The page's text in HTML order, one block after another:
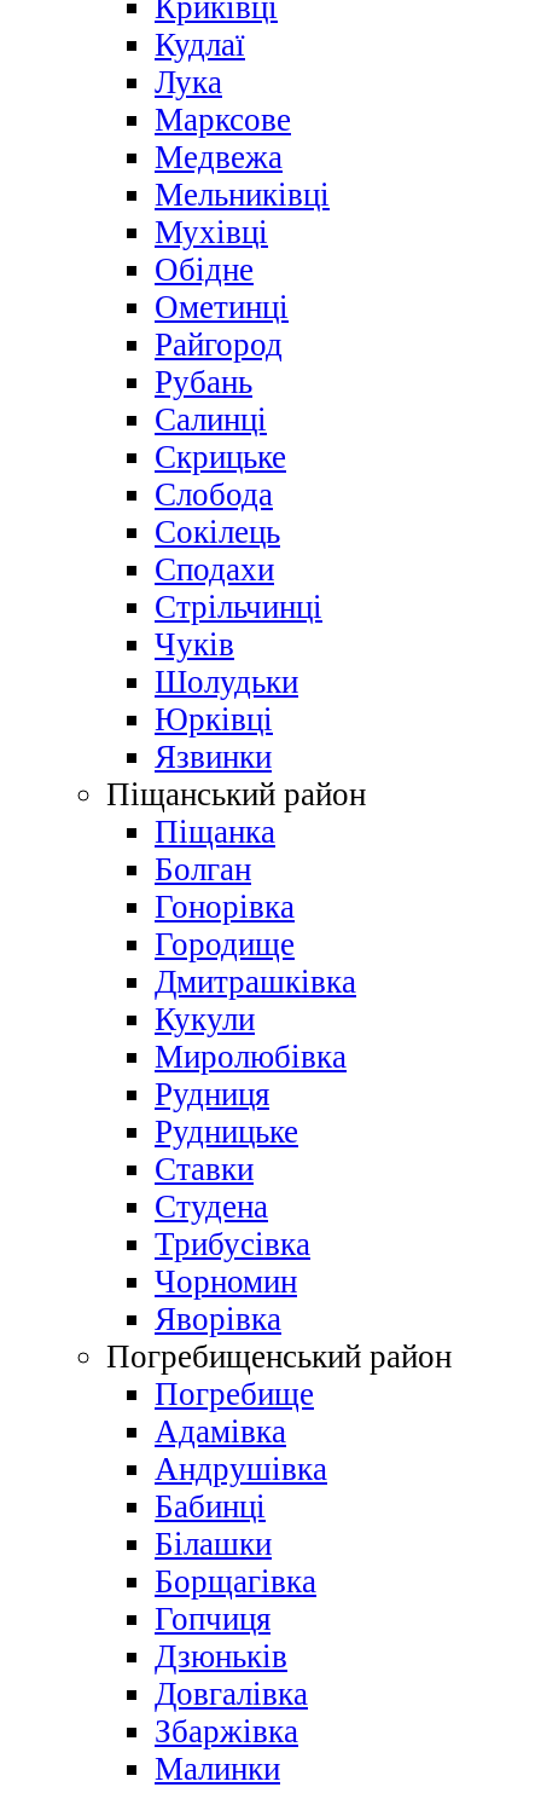
Криківці
Кудлаї
Лука
Марксове
Медвежа
Мельниківці
Мухівці
Обідне
Ометинці
Райгород
Рубань
Салинці
Скрицьке
Слобода
Сокілець
Сподахи
Стрільчинці
Чуків
Шолудьки
Юрківці
Язвинки
Піщанський район
Піщанка
Болган
Гонорівка
Городище
Дмитрашківка
Кукули
Миролюбівка
Рудниця
Рудницьке
Ставки
Студена
Трибусівка
Чорномин
Яворівка
Погребищенський район
Погребище
Адамівка
Андрушівка
Бабинці
Білашки
Борщагівка
Гопчиця
Дзюньків
Довгалівка
Збаржівка
Малинки